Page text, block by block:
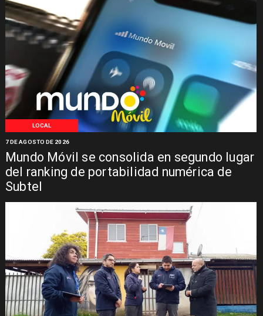
LOCAL
Mundo Móvil se consolida en segundo lugar
del ranking de portabilidad numérica de
Subtel
7 DE AGOSTO DE 2026